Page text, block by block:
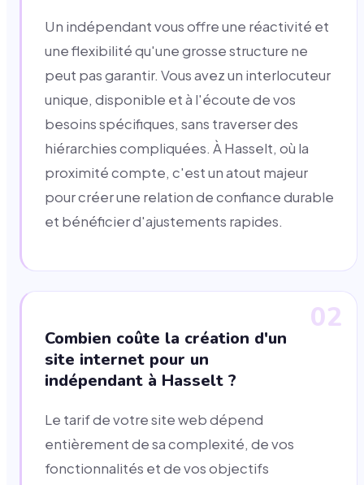
Un indépendant vous offre une réactivité et
une flexibilité qu'une grosse structure ne
peut pas garantir. Vous avez un interlocuteur
unique, disponible et à l'écoute de vos
besoins spécifiques, sans traverser des
hiérarchies compliquées. À Hasselt, où la
proximité compte, c'est un atout majeur
pour créer une relation de confiance durable
et bénéficier d'ajustements rapides.
02
Combien coûte la création d'un
site internet pour un
indépendant à Hasselt ?
Le tarif de votre site web dépend
entièrement de sa complexité, de vos
fonctionnalités et de vos objectifs